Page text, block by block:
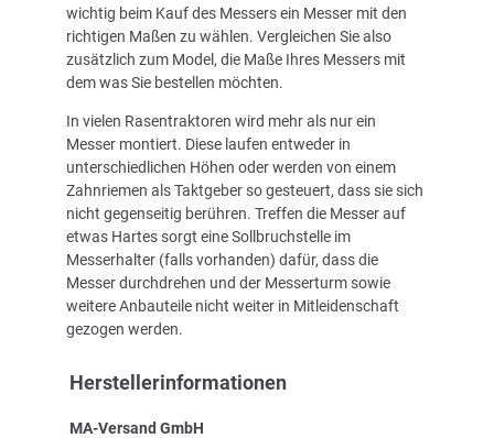
wichtig beim Kauf des Messers ein Messer mit den
richtigen Maßen zu wählen. Vergleichen Sie also
zusätzlich zum Model, die Maße Ihres Messers mit
dem was Sie bestellen möchten.
In vielen Rasentraktoren wird mehr als nur ein
Messer montiert. Diese laufen entweder in
unterschiedlichen Höhen oder werden von einem
Zahnriemen als Taktgeber so gesteuert, dass sie sich
nicht gegenseitig berühren. Treffen die Messer auf
etwas Hartes sorgt eine Sollbruchstelle im
Messerhalter (falls vorhanden) dafür, dass die
Messer durchdrehen und der Messerturm sowie
weitere Anbauteile nicht weiter in Mitleidenschaft
gezogen werden.
Herstellerinformationen
MA-Versand GmbH